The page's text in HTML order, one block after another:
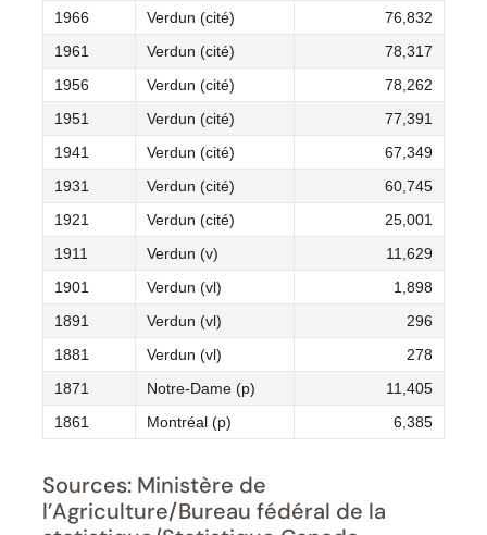
1966
Verdun (cité)
76,832
1961
Verdun (cité)
78,317
1956
Verdun (cité)
78,262
1951
Verdun (cité)
77,391
1941
Verdun (cité)
67,349
1931
Verdun (cité)
60,745
1921
Verdun (cité)
25,001
1911
Verdun (v)
11,629
1901
Verdun (vl)
1,898
1891
Verdun (vl)
296
1881
Verdun (vl)
278
1871
Notre-Dame (p)
11,405
1861
Montréal (p) 6,385
Sources: Ministère de
l’Agriculture/Bureau fédéral de la